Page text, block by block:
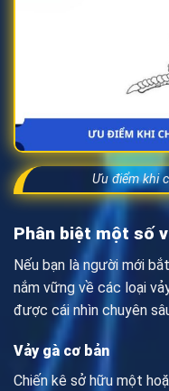
Ưu điểm khi
Phân biệt một số
Nếu bạn là người mới
nắm vững về các loại
được cái nhìn chuyên
Vảy gà cơ bản
Chiến kê sở hữu một